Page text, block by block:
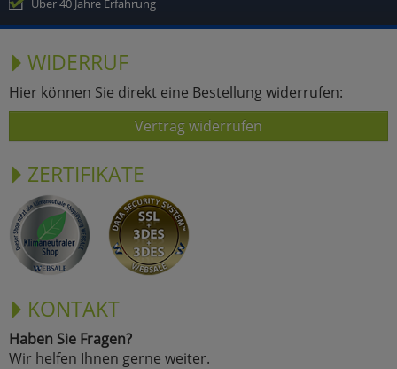
Über 40 Jahre Erfahrung
WIDERRUF
Hier können Sie direkt eine Bestellung widerrufen:
Vertrag widerrufen
ZERTIFIKATE
KONTAKT
Haben Sie Fragen?
Wir helfen Ihnen gerne weiter.